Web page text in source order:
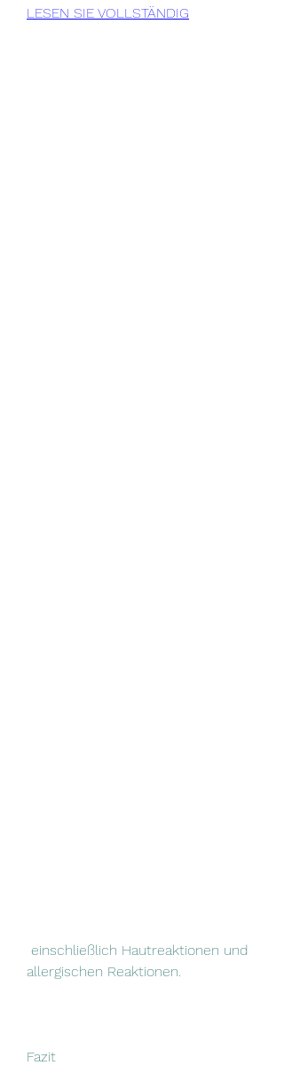
LESEN SIE VOLLSTÄNDIG
allergischen Reaktionen.
Fazit